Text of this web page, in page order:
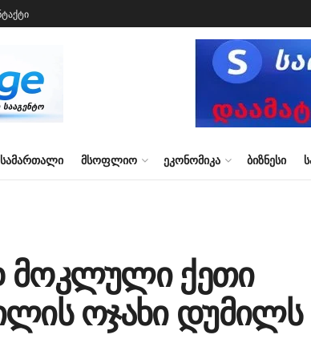
ᲡᲐᲛᲐᲠᲗᲐᲚᲘ ᲛᲡᲝᲤᲚᲘᲝ ᲔᲙᲝᲜᲝᲛᲘᲙᲐ ᲑᲘᲖᲜᲔᲡᲘ
მოკლული ქეთი
ოჯახი